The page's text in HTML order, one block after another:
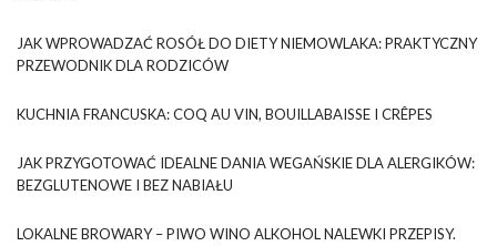
JAK WPROWADZAĆ ROSÓŁ DO DIETY NIEMOWLAKA: PRAKTYCZNY
PRZEWODNIK DLA RODZICÓW
KUCHNIA FRANCUSKA: COQ AU VIN, BOUILLABAISSE I CRÊPES
JAK PRZYGOTOWAĆ IDEALNE DANIA WEGAŃSKIE DLA ALERGIKÓW:
BEZGLUTENOWE I BEZ NABIAŁU
LOKALNE BROWARY – PIWO WINO ALKOHOL NALEWKI PRZEPISY.